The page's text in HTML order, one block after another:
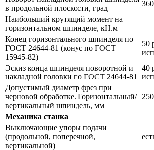
в продольной плоскости, град
360
Наибольший крутящий момент на
горизонтальном шпинделе, кН.м
Конец горизонтального шпинделя по
ГОСТ 24644-81 (конус по ГОСТ
15945-82)
50
Эскиз конца шпинделя поворотной и
накладной головки по ГОСТ 24644-81
40
Допустимый диаметр фрез при
черновой обработке. Горизонтальный/
вертикальный шпиндель, мм
Механика станка
Выключающие упоры подачи
(продольной, поперечной,
вертикальной)